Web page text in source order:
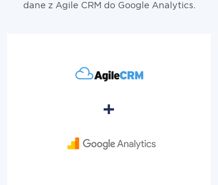
dane z Agile CRM do Google Analytics.